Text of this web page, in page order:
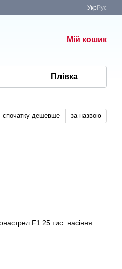
Укр Рус
Мій кошик
Плівка
спочатку дешевше за назвою